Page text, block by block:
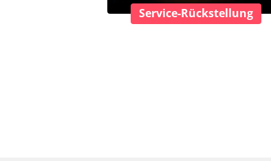
Service-Rückstellung